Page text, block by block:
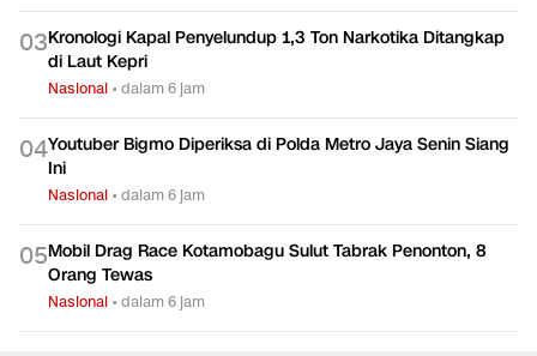
03Kronologi Kapal Penyelundup 1,3 Ton Narkotika Ditangkap
di Laut Kepri
Nasional •dalam 6 jam
04Youtuber Bigmo Diperiksa di Polda Metro Jaya Senin Siang
Ini
Nasional •dalam 6 jam
05Mobil Drag Race Kotamobagu Sulut Tabrak Penonton, 8
Orang Tewas
Nasional •dalam 6 jam